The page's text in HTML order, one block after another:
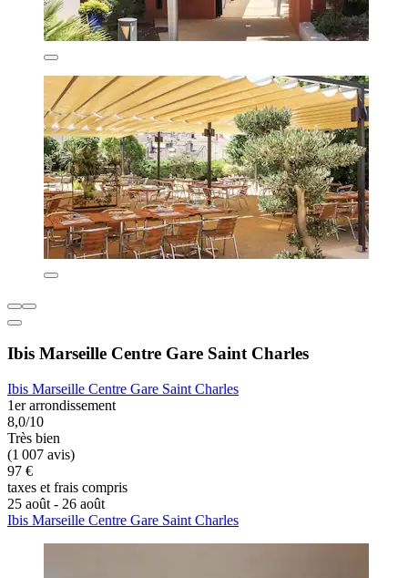
Ibis Marseille Centre Gare Saint Charles
Ibis Marseille Centre Gare Saint Charles
1er arrondissement
8,0/10
Très bien
(1 007 avis)
97 €
taxes et frais compris
25 août - 26 août
Ibis Marseille Centre Gare Saint Charles